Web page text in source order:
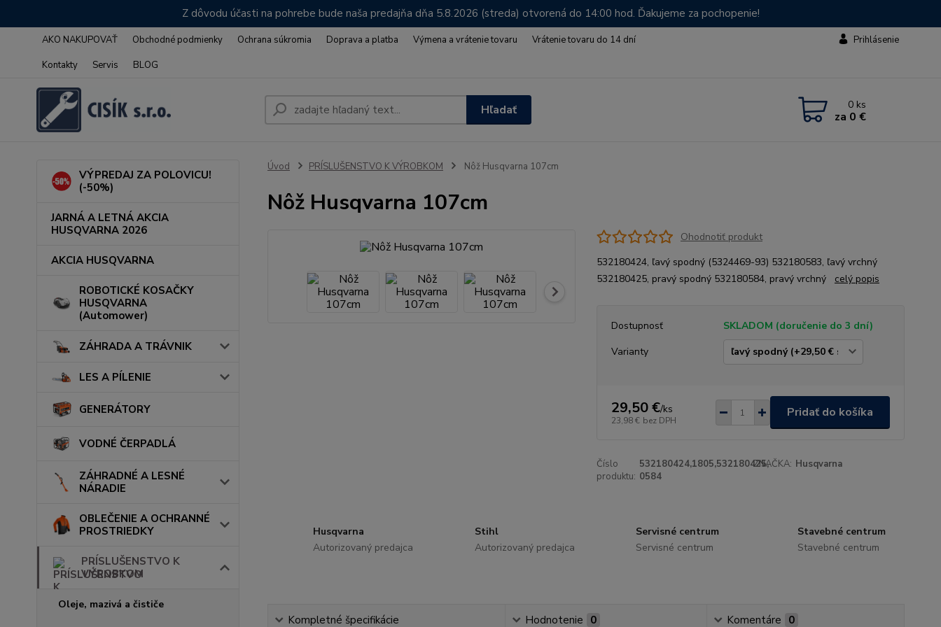
Z dôvodu účasti na pohrebe bude naša predajňa dňa 5.8.2026 (streda) otvorená do 14:00 hod. Ďakujeme za pochopenie!
AKO NAKUPOVAŤ Obchodné podmienky Ochrana súkromia Doprava a platba Výmena a vrátenie tovaru
Vrátenie tovaru do 14 dní
Kontakty
Servis BLOG
Prihlásenie
Hľadať 0 ks
za 0 €
VÝPREDAJ ZA POLOVICU!
(-50%)
JARNÁ A LETNÁ AKCIA
HUSQVARNA 2026
AKCIA HUSQVARNA
ROBOTICKÉ KOSAČKY
HUSQVARNA
(Automower)
ZÁHRADA A TRÁVNIK
LES A PÍLENIE
GENERÁTORY
VODNÉ ČERPADLÁ
ZÁHRADNÉ A LESNÉ
NÁRADIE
OBLEČENIE A OCHRANNÉ
PROSTRIEDKY
PRÍSLUŠENSTVO K
VÝROBKOM
Oleje, mazivá a čističe
Úvod PRÍSLUŠENSTVO K VÝROBKOM Nôž Husqvarna 107cm
Nôž Husqvarna 107cm
Ohodnotiť produkt
532180424, ľavý spodný (5324469-93) 532180583, ľavý vrchný
532180425, pravý spodný 532180584, pravý vrchný celý popis
Dostupnosť
SKLADOM (doručenie do 3 dní)
Varianty
29,50 €/ks
23,98 € bez DPH
Pridať do košíka
Číslo
produktu:
532180424,1805,532180425,
0584
ZNAČKA: Husqvarna
Husqvarna
Autorizovaný predajca
Stihl
Autorizovaný predajca
Servisné centrum
Servisné centrum
Stavebné centrum
Stavebné centrum
Kompletné špecifikácie Hodnotenie 0 Komentáre 0